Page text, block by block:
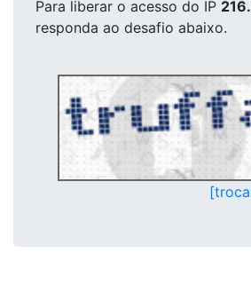
Para liberar o acesso do IP
responda ao desafio abaixo.